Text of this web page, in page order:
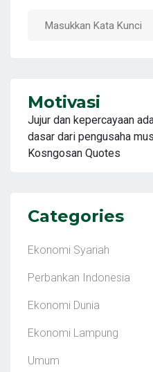
Motivasi
Jujur dan kepercayaan
dasar dari pengusaha
Kosngosan Quotes
Categories
Ekonomi Syariah
Perbankan Indonesia
Ekonomi Dunia
Ekonomi Lampung
Umum